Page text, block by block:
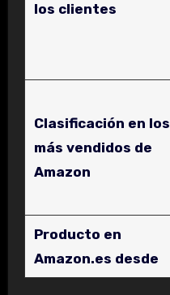
los clientes
Clasificación en los
más vendidos de
Amazon
Producto en
Amazon.es desde